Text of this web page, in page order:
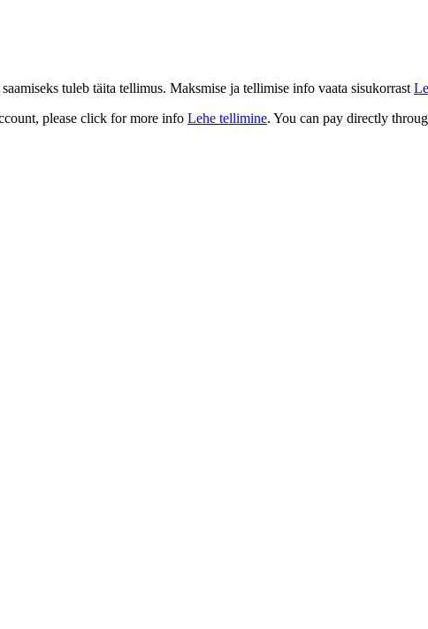
tuleb täita tellimus. Maksmise ja tellimise info vaata sisukorrast
please click for more info Lehe tellimine. You can pay directly